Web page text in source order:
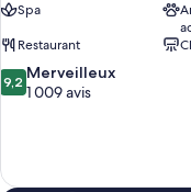
Spa
Restaurant
9.2
sur
9,2 Merveilleux
1 009 avis